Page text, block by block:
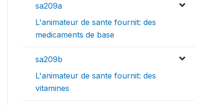
sa209a
L'animateur de sante fournit: des
medicaments de base
sa209b
L'animateur de sante fournit: des
vitamines